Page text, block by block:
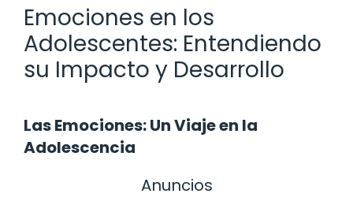
Emociones en los
Adolescentes: Entendiendo
su Impacto y Desarrollo
Las Emociones: Un Viaje en la
Adolescencia
Anuncios